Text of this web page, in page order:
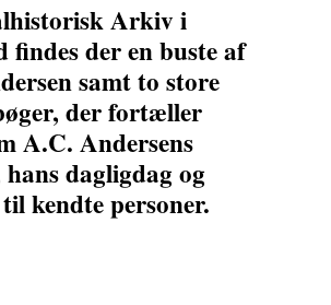
Arkiv i
findes der en buste af
samt to store
der fortæller
A.C. Andersens
dagligdag og
kendte personer.